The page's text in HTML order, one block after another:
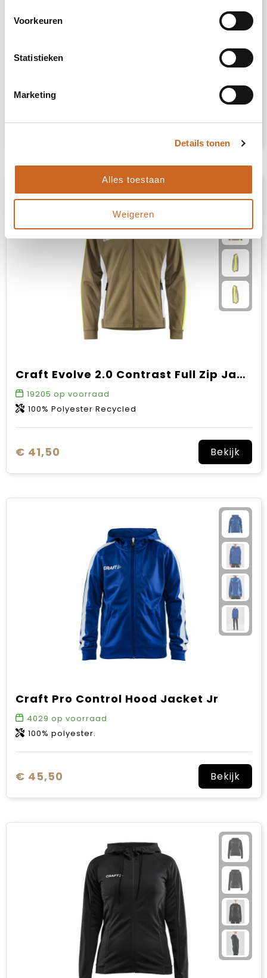
Voorkeuren
Statistieken
Marketing
Details tonen
Alles toestaan
Weigeren
€ 41,50 Bekijk
Craft Evolve 2.0 Contrast Full Zip Jacket Jr
19205 op voorraad
100% Polyester Recycled
€ 41,50 Bekijk
Craft Pro Control Hood Jacket Jr
4029 op voorraad
100% polyester.
€ 45,50 Bekijk